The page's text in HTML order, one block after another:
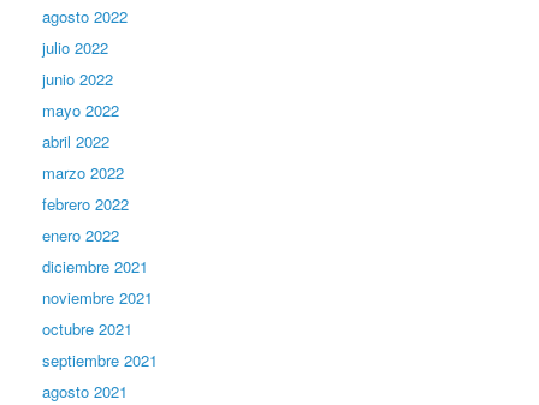
agosto 2022
julio 2022
junio 2022
mayo 2022
abril 2022
marzo 2022
febrero 2022
enero 2022
diciembre 2021
noviembre 2021
octubre 2021
septiembre 2021
agosto 2021